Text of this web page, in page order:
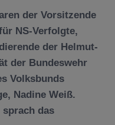
der Vorsitzende
NS-Verfolgte,
der Helmut-
der Bundeswehr
Volksbunds
Nadine Weiß.
das